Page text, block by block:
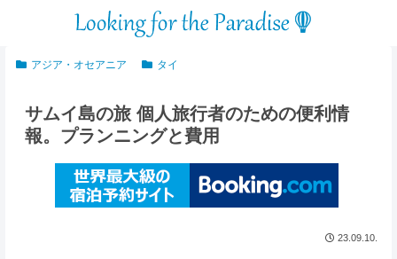
アジア・オセアニア タイ
サムイ島の旅 個人旅行者のための便利情
報。プランニングと費用
23.09.10.